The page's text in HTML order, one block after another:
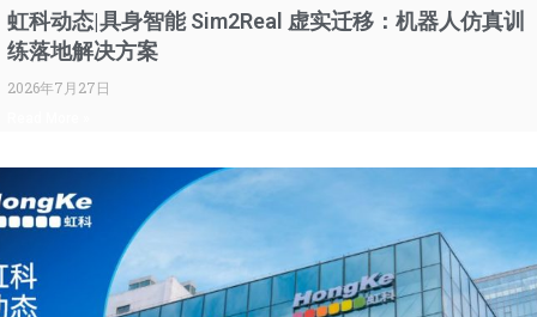
虹科动态|具身智能 Sim2Real 虚实迁移：机器人仿真训
练落地解决方案
2026年7月27日